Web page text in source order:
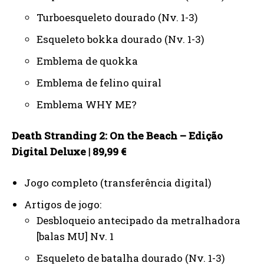
Turboesqueleto dourado (Nv. 1-3)
Esqueleto bokka dourado (Nv. 1-3)
Emblema de quokka
Emblema de felino quiral
Emblema WHY ME?
Death Stranding 2: On the Beach – Edição
Digital Deluxe | 89,99 €
Jogo completo (transferência digital)
Artigos de jogo:
Desbloqueio antecipado da metralhadora
[balas MU] Nv. 1
Esqueleto de batalha dourado (Nv. 1-3)